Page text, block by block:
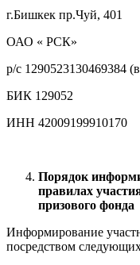
г.Бишкек пр.Чуй, 401
ОАО « РСК»
р/с 1290523130469384
БИК 129052
ИНН
Порядок
правилах
призового фонда
Информирование
посредством